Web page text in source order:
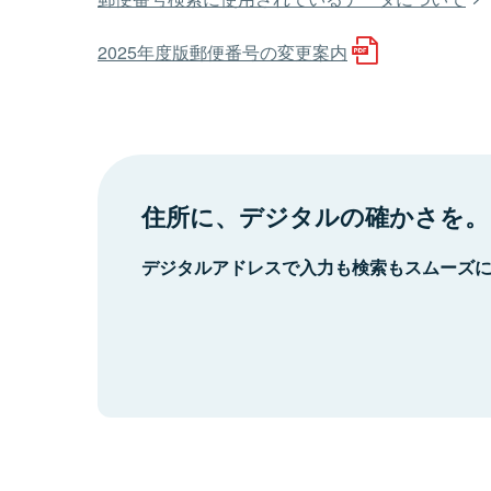
2025年度版郵便番号の変更案内
住所に、デジタルの確かさを。
デジタルアドレスで入力も検索もスムーズ